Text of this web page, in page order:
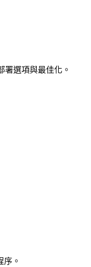
署選項與最佳化。
。